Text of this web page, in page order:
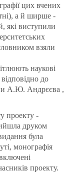
цих вчених
а й ширше -
які виступили
взяли
наукові
до
А.Ю. Андрєєва ,
проекту -
друком
була
монографія
проекту.